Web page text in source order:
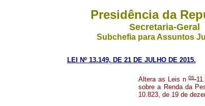
Presidência da
Secretaria-Geral
Subchefia para Assuntos
LEI Nº 13.149, DE 21 DE JULHO DE 2015.
Altera as Leis nos
sobre a Renda da
10.823, de 19 de